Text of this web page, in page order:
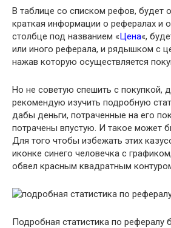
В таблице со списком рефов, будет
краткая информации о рефералах и
столбце под названием «Цена«,
или иного реферала, и рядышком с
нажав которую осуществляется
Но не советую спешить с покупкой,
рекомендую изучить подробную
дабы деньги, потраченные на его
потрачены впустую. И такое может
Для того чтобы избежать этих
иконке синего человечка с
обвел красным квадратным
Подробная статистика по рефералу